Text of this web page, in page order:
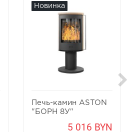
Новинка
Печь-камин ASTON
"БОРН 8У"
5 016 BYN